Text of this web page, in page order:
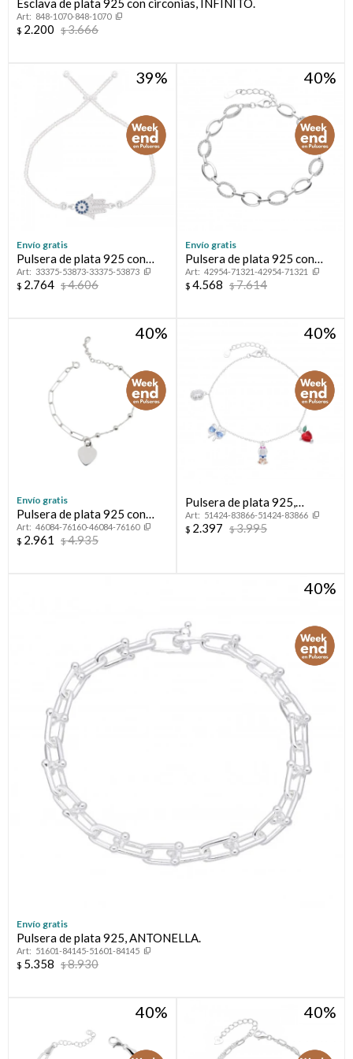
Esclava de plata 925 con circonias, INFINITO.
848-1070-848-1070
$ 2.200 $3.666
39
Envío gratis
Pulsera de plata 925 con
circonias, MANO DE
FATIMA.
33375-53873-33375-53873
$ 2.764 $4.606
40
Envío gratis
Pulsera de plata 925 con
circonias.
42954-71321-42954-71321
$ 4.568 $7.614
40
Envío gratis
Pulsera de plata 925 con
circonia y corazón.
46084-76160-46084-76160
$ 2.961 $4.935
40
Pulsera de plata 925,
PRINCESAS.
51424-83866-51424-83866
$ 2.397 $3.995
40
Envío gratis
Pulsera de plata 925, ANTONELLA.
51601-84145-51601-84145
$ 5.358 $8.930
40 40